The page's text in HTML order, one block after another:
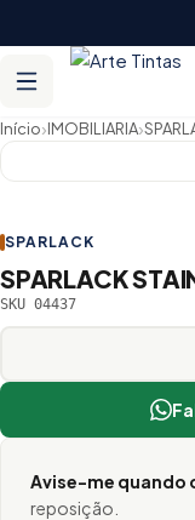
Início›IMOBILIARIA›
SPARLACK
SPARLACK
SKU 04437
Avise-me quando
reposição.